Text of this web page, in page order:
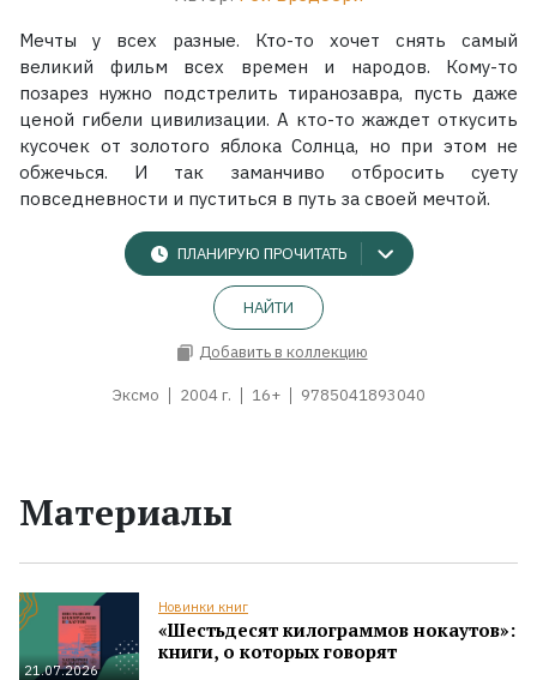
Мечты у всех разные. Кто-то хочет снять самый
великий фильм всех времен и народов. Кому-то
позарез нужно подстрелить тиранозавра, пусть даже
ценой гибели цивилизации. А кто-то жаждет откусить
кусочек от золотого яблока Солнца, но при этом не
обжечься. И так заманчиво отбросить суету
повседневности и пуститься в путь за своей мечтой.
ПЛАНИРУЮ ПРОЧИТАТЬ
НАЙТИ
Добавить в коллекцию
Эксмо 2004 г. 16+ 9785041893040
Материалы
21.07.2026
Новинки книг
«Шестьдесят килограммов нокаутов»:
книги, о которых говорят